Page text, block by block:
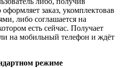
заказ, укомплектовав
либо соглашается на
есть сейчас. Получает
на мобильный телефон и ждёт
режиме